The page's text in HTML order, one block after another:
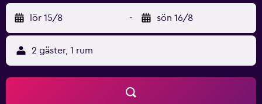
lör 15/8 - sön 16/8
2 gäster, 1 rum